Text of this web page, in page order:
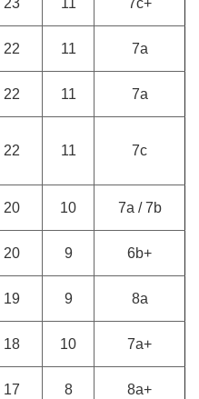
23 11 7c+
22 11 7a
22 11 7a
22 11 7c
20 10 7a / 7b
20 9 6b+
19 9 8a
18 10 7a+
17 8 8a+